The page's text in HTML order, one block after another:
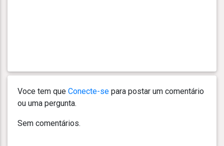
Voce tem que Conecte-se para postar um comentário
ou uma pergunta.
Sem comentários.